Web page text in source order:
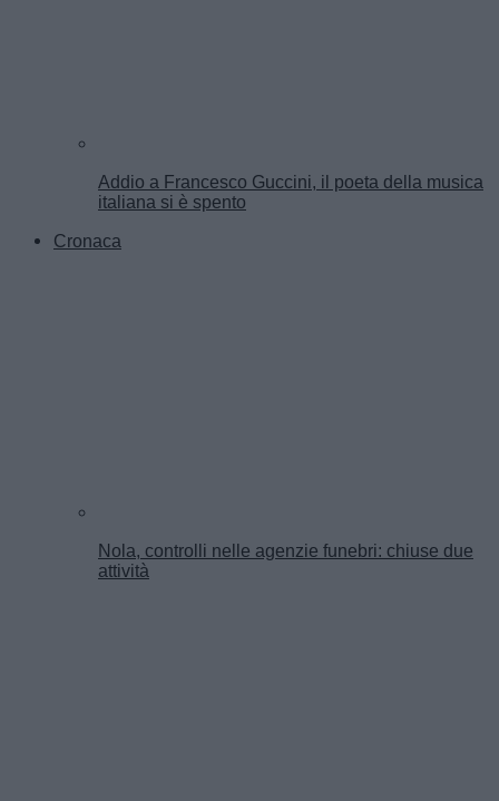
Addio a Francesco Guccini, il poeta della musica
italiana si è spento
Cronaca
Nola, controlli nelle agenzie funebri: chiuse due
attività